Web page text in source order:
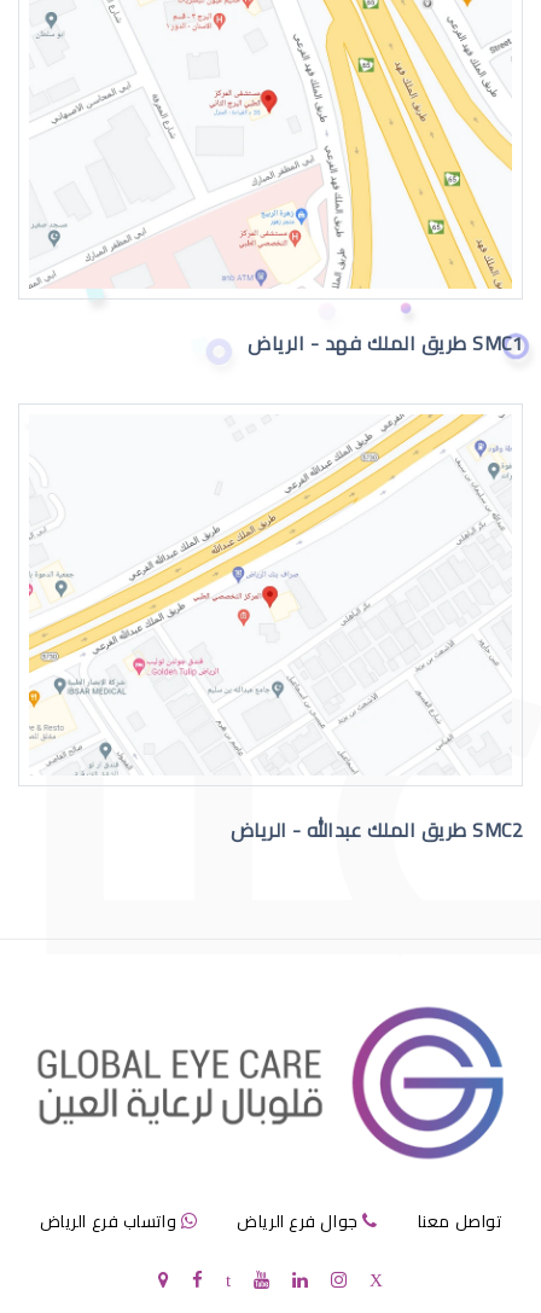
الماء الازرق للعين
اعراض الماء الازرق بالعين
اسباب الماء الازرق بالعين
علاج الماء الازرق بالعين
مرض الماء الازرق بالعين
SMC1 طريق الملك فهد - الرياض
SMC2 طريق الملك عبدالله - الرياض
تواصل معنا جوال فرع الرياض واتساب فرع الرياض